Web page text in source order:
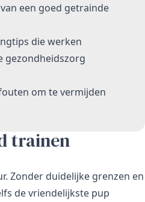
een goed getrainde
die werken
gezondheidszorg
om te vermijden
trainen
Zonder duidelijke grenzen en
de vriendelijkste pup